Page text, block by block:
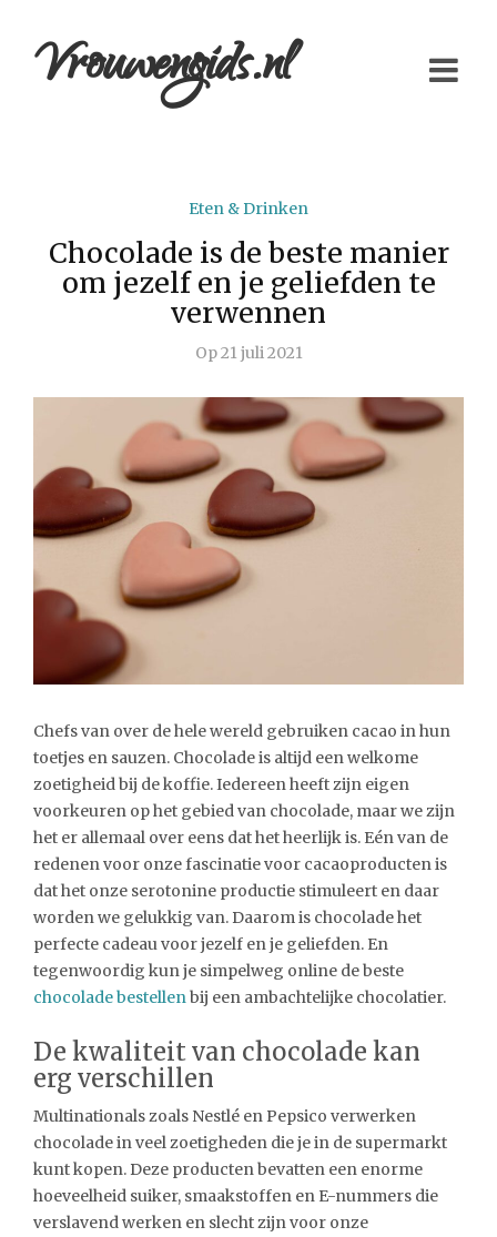
Vrouwengids.nl
Eten & Drinken
Chocolade is de beste manier
om jezelf en je geliefden te
verwennen
Op21 juli 2021
Chefs van over de hele wereld gebruiken cacao in hun
toetjes en sauzen. Chocolade is altijd een welkome
zoetigheid bij de koffie. Iedereen heeft zijn eigen
voorkeuren op het gebied van chocolade, maar we zijn
het er allemaal over eens dat het heerlijk is. Eén van de
redenen voor onze fascinatie voor cacaoproducten is
dat het onze serotonine productie stimuleert en daar
worden we gelukkig van. Daarom is chocolade het
perfecte cadeau voor jezelf en je geliefden. En
tegenwoordig kun je simpelweg online de beste
chocolade bestellenbij een ambachtelijke chocolatier.
De kwaliteit van chocolade kan
erg verschillen
Multinationals zoals Nestlé en Pepsico verwerken
chocolade in veel zoetigheden die je in de supermarkt
kunt kopen. Deze producten bevatten een enorme
hoeveelheid suiker, smaakstoffen en E-nummers die
verslavend werken en slecht zijn voor onze